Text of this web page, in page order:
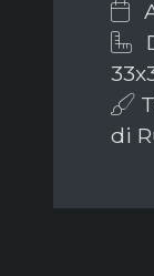
di